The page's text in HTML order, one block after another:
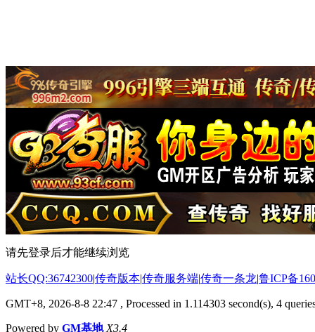
请先登录后才能继续浏览
站长QQ:36742300|传奇版本|传奇服务端|传奇一条龙|鲁ICP备
GMT+8, 2026-8-8 22:47 , Processed in 1.114303 second(s), 4
Powered by GM基地 X3.4